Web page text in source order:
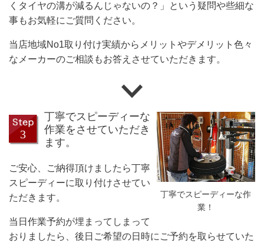
くタイヤの溝が減るんじゃないの？」という疑問や些細な
事もお気軽にご質問ください。
当店地域No1取り付け実績からメリットやデメリット色々
なメーカーのご相談もお答えさせていただきます。
丁寧でスピーディーな作
業！
丁寧でスピーディーな
作業をさせていただき
ます。
ご安心、ご納得頂けましたら丁寧
スピーディーに取り付けさせてい
ただきます。
当日作業予約が埋まってしまって
おりましたら、後日ご希望の日時にご予約を取らせていた